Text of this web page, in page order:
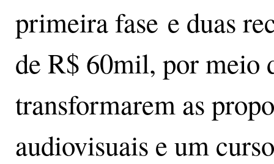
primeira fase e duas
de R$ 60mil, por
transformarem as
audiovisuais e um